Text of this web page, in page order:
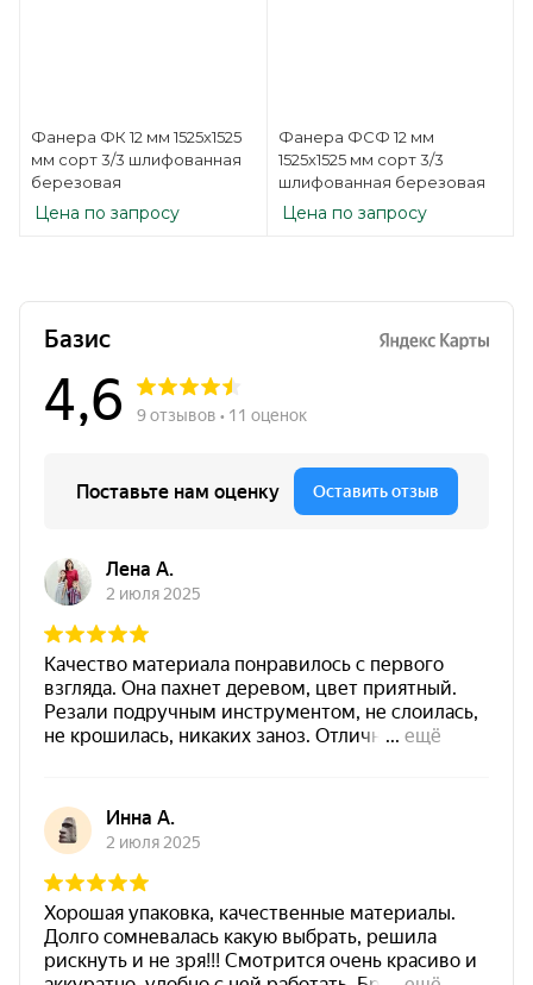
Фанера ФК 12 мм 1525х1525
мм сорт 3/3 шлифованная
березовая
Цена по запросу
Фанера ФСФ 12 мм
1525х1525 мм сорт 3/3
шлифованная березовая
Цена по запросу